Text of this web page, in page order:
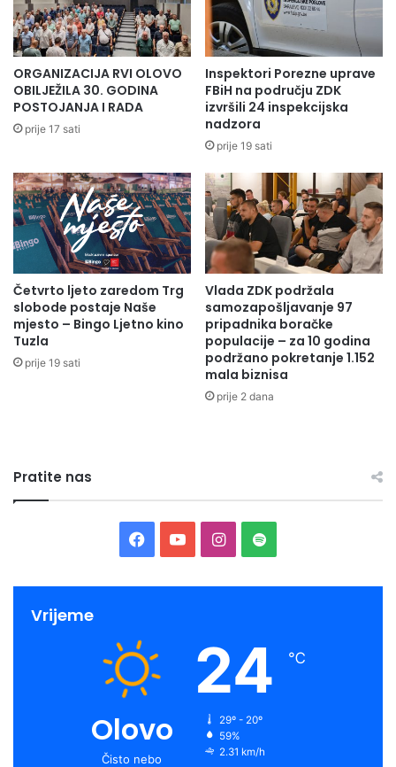
ORGANIZACIJA RVI OLOVO
OBILJEŽILA 30. GODINA
POSTOJANJA I RADA
prije 17 sati
Inspektori Porezne uprave
FBiH na području ZDK
izvršili 24 inspekcijska
nadzora
prije 19 sati
Četvrto ljeto zaredom Trg
slobode postaje Naše
mjesto – Bingo Ljetno kino
Tuzla
prije 19 sati
Vlada ZDK podržala
samozapošljavanje 97
pripadnika boračke
populacije – za 10 godina
podržano pokretanje 1.152
mala biznisa
prije 2 dana
Pratite nas
Facebook
YouTubeInstagram
Spotify
Vrijeme
Olovo
Čisto nebo
24 ℃
29º - 20º
59%
2.31 km/h